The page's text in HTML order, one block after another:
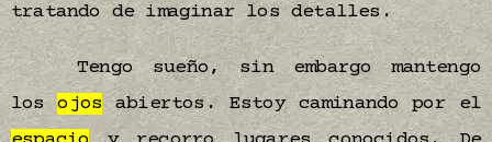
tratando de imaginar los detalles.
Tengo sueño, sin embargo mantengo
losojos abiertos. Estoy caminando por el